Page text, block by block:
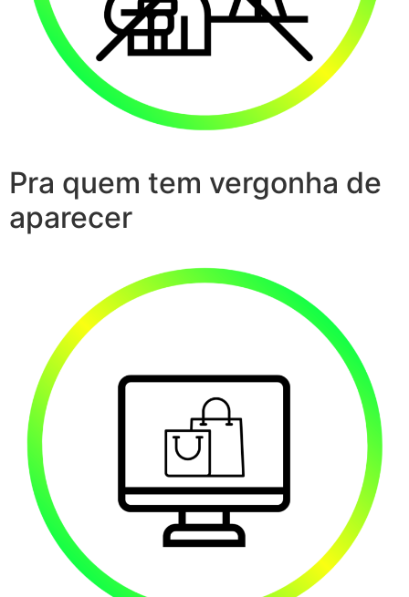
Pra quem tem vergonha de
aparecer